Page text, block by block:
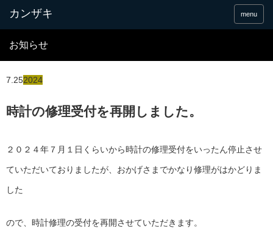
menu
お知らせ
7.252024
時計の修理受付を再開しました。
２０２４年７月１日くらいから時計の修理受付をいったん停止させ
ていただいておりましたが、おかげさまでかなり修理がはかどりま
した
ので、時計修理の受付を再開させていただきます。